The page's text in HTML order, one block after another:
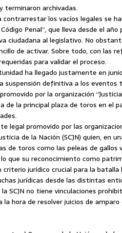
terminaron archivadas.
contrarrestar los vacíos legales se
Penal”, que lleva desde el
ciudadana al legislativo. No
de activar. Sobre todo, con las
para validar el proceso.
ha llegado justamente en
suspensión definitiva a los eventos
por la organización
de la principal plaza de toros en el
legal promovido por las
de la Nación (SCJN) quien, en
de toros como las peleas de gallos
que su reconocimiento como
criterio jurídico crucial para la
jurídicas desde las distintas
SCJN no tiene vinculaciones
la hora de resolver juicios de